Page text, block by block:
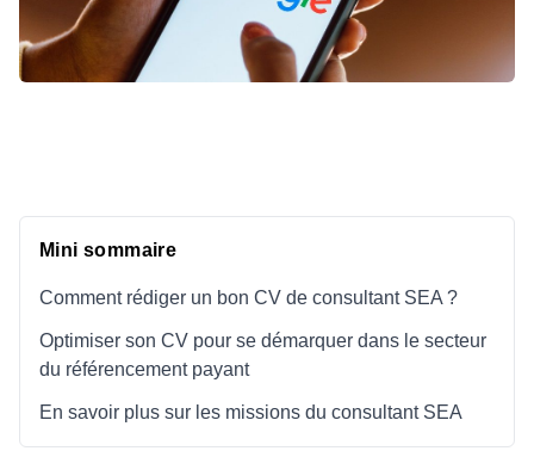
Mini sommaire
Comment rédiger un bon CV de consultant SEA ?
Optimiser son CV pour se démarquer dans le secteur
du référencement payant
En savoir plus sur les missions du consultant SEA